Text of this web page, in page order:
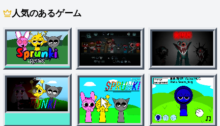
人気のあるゲーム